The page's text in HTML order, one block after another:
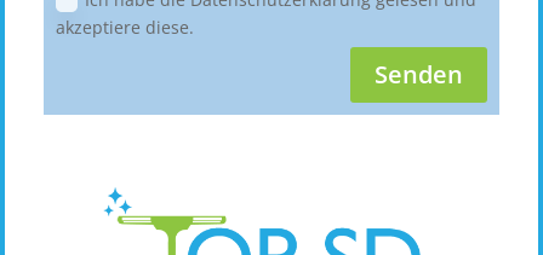
akzeptiere diese.
Senden